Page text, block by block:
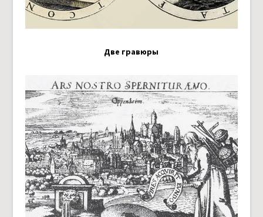
Две гравюры